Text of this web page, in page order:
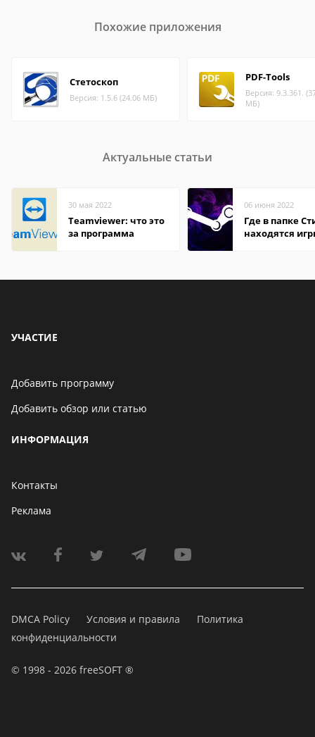
Похожие приложения
Стетоскоп
Версия: 1.5.6 (24.06 МБ)
PDF-Tools
Версия: 9.3.361.
МБ)
Актуальные статьи
30 мая 2022
Teamviewer: что это
за программа
06 июня 2022
Где в папке
находятся
УЧАСТИЕ
Добавить программу
Добавить обзор или статью
ИНФОРМАЦИЯ
Контакты
Реклама
DMCA Policy Условия и правила
Политика
конфиденциальности
© 1998 - 2026 freeSOFT ®